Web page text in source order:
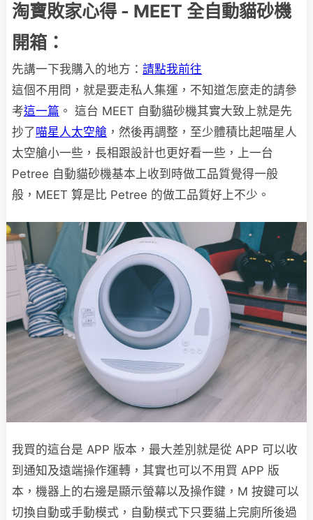
淘寶敗家心得 - MEET 全自動貓砂機
開箱：
先講一下我購入的地方： 請點我前往
這個不用問，就是要走私人集運，不知道怎麼走的請參
考這一篇 。 這台 MEET 自動貓砂機其實大致上就是先
抄了喵星人太空艙 ，然後再調整，至少體積比起喵星人
太空艙小一些，長相跟設計也更好看一些，上一台
Petree 自動貓砂機基本上收到時做工品質覺得一般
般，MEET 算是比 Petree 的做工品質好上不少。
我買的這台是 APP 版本，最大差別就是從 APP 可以收
到通知及遠端操作運轉，其實也可以不用買 APP 版
本，機器上的右邊是顯示螢幕以及操作鍵，M 按鍵可以
切換自動或手動模式，自動模式下只要貓上完廁所後過